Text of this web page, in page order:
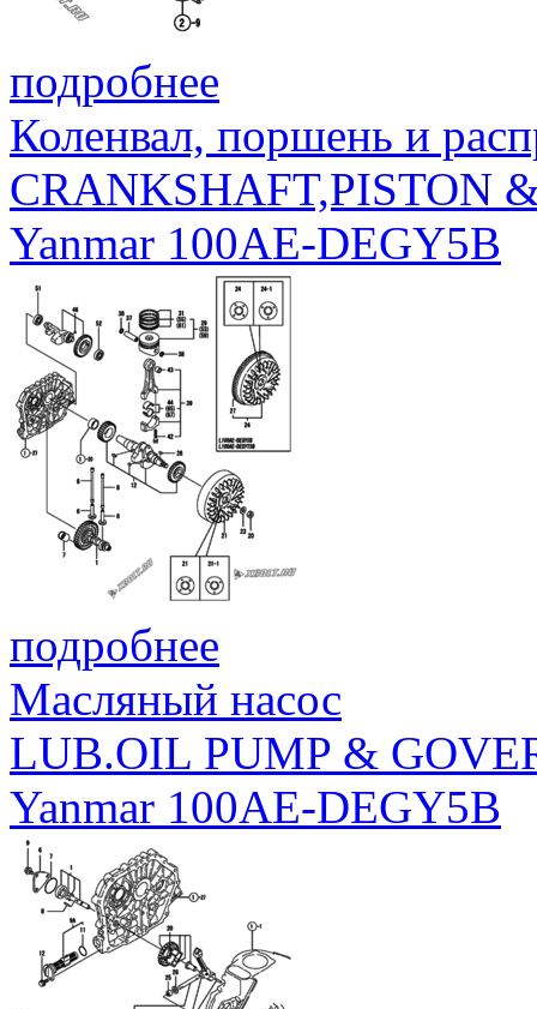
подробнее
Коленвал, поршень и
CRANKSHAFT,PISTON
Yanmar 100AE-DEGY5B
подробнее
Масляный насос
LUB.OIL PUMP &
Yanmar 100AE-DEGY5B